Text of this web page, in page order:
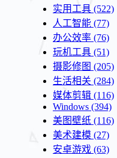
实用工具 (522)
人工智能 (77)
办公效率 (76)
玩机工具 (51)
摄影修图 (205)
生活相关 (284)
媒体剪辑 (116)
Windows (394)
美图壁纸 (116)
美术建模 (27)
安卓游戏 (63)